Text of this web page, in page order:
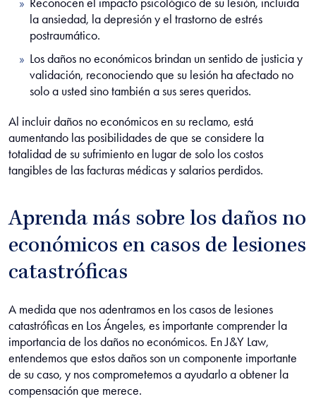
la ansiedad, la depresión y el trastorno de estrés
postraumático.
Los daños no económicos brindan un sentido de justicia y
validación, reconociendo que su lesión ha afectado no
solo a usted sino también a sus seres queridos.
Al incluir daños no económicos en su reclamo, está
aumentando las posibilidades de que se considere la
totalidad de su sufrimiento en lugar de solo los costos
tangibles de las facturas médicas y salarios perdidos.
Aprenda más sobre los daños no
económicos en casos de lesiones
catastróficas
A medida que nos adentramos en los casos de lesiones
catastróficas en Los Ángeles, es importante comprender la
importancia de los daños no económicos. En J&Y Law,
entendemos que estos daños son un componente importante
de su caso, y nos comprometemos a ayudarlo a obtener la
compensación que merece.